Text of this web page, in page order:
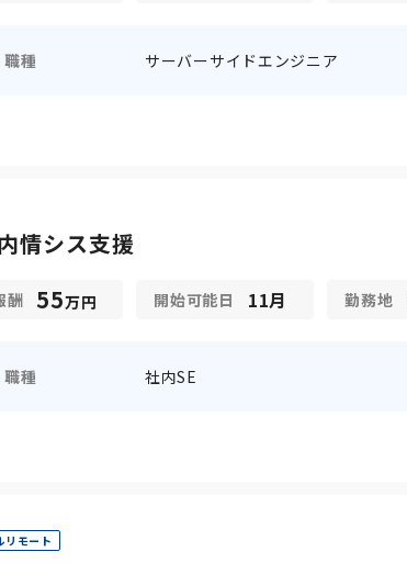
職種 サーバーサイドエンジニア
情シス支援
酬 55万円 開始可能日 11月 勤務地
職種 社内SE
リモート